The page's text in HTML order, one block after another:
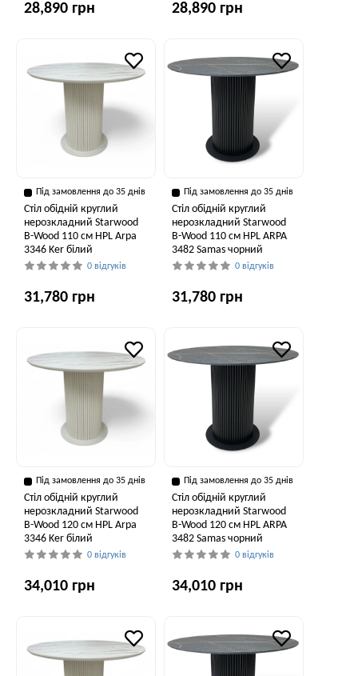
28,890 грн 28,890 грн
Під замовлення до 35 днів
Стіл обідній круглий
нерозкладний Starwood
B-Wood 110 см HPL Arpa
3346 Ker білий
0 відгуків
31,780 грн
Під замовлення до 35 днів
Стіл обідній круглий
нерозкладний Starwood
B-Wood 110 см HPL ARPA
3482 Samas чорний
0 відгуків
31,780 грн
Під замовлення до 35 днів
Стіл обідній круглий
нерозкладний Starwood
B-Wood 120 см HPL Arpa
3346 Ker білий
0 відгуків
34,010 грн
Під замовлення до 35 днів
Стіл обідній круглий
нерозкладний Starwood
B-Wood 120 см HPL ARPA
3482 Samas чорний
0 відгуків
34,010 грн